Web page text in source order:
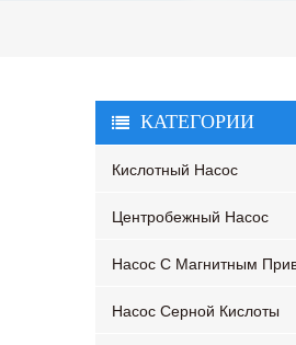
КАТЕГОРИИ
Кислотный Насос
Центробежный Насос
Насос С Магнитным
Насос Серной Кислоты